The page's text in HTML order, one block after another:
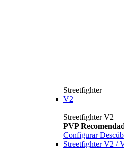
Streetfighter
V2
Streetfighter V2
PVP
Configurar
Streetfighter V2 /